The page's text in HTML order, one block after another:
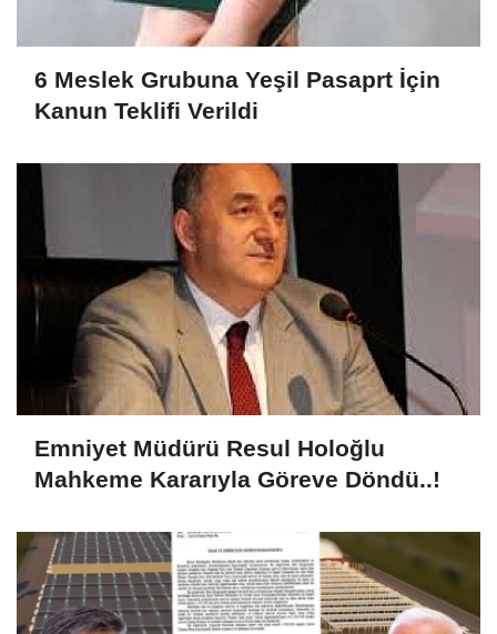
6 Meslek Grubuna Yeşil Pasaprt İçin
Kanun Teklifi Verildi
Emniyet Müdürü Resul Holoğlu
Mahkeme Kararıyla Göreve Döndü..!